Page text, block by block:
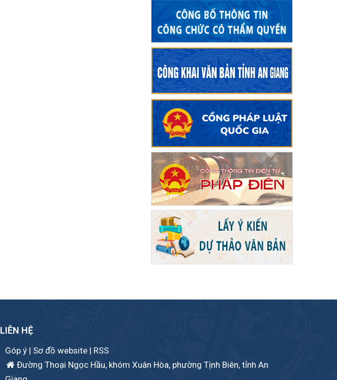
LIÊN HỆ
Góp ý | Sơ đồ website | RSS
Đường Thoại Ngọc Hầu, khóm Xuân Hòa, phường Tịnh Biên, tỉnh An